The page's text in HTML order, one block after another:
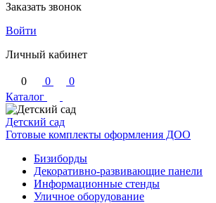
Заказать звонок
Войти
Личный кабинет
0 0
0
Каталог
Детский сад
Готовые комплекты оформления ДОО
Бизиборды
Декоративно-развивающие панели
Информационные стенды
Уличное оборудование